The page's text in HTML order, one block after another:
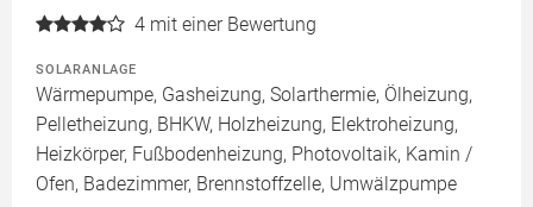
4 mit einer Bewertung
SOLARANLAGE
Wärmepumpe, Gasheizung, Solarthermie, Ölheizung,
Pelletheizung, BHKW, Holzheizung, Elektroheizung,
Heizkörper, Fußbodenheizung, Photovoltaik, Kamin /
Ofen, Badezimmer, Brennstoffzelle, Umwälzpumpe